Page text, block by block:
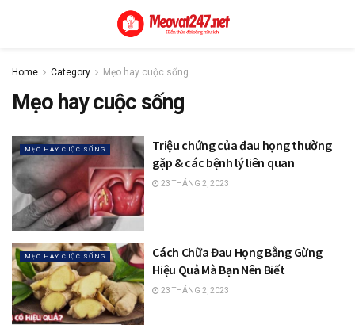
Home Category Mẹo hay cuộc sống
Mẹo hay cuộc sống
MẸO HAY CUỘC SỐNG
Triệu chứng của đau họng thường
gặp & các bệnh lý liên quan
23 THÁNG 2, 2023
MẸO HAY CUỘC SỐNG
Cách Chữa Đau Họng Bằng Gừng
Hiệu Quả Mà Bạn Nên Biết
23 THÁNG 2, 2023